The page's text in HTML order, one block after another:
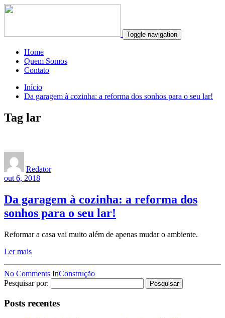
Toggle navigation
Home
Quem Somos
Contato
Início
Da garagem à cozinha: a reforma dos sonhos para o seu lar!
Tag lar
Redator
out 6, 2018
Da garagem à cozinha: a reforma dos
sonhos para o seu lar!
Reformar a casa vai muito além de apenas mudar o ambiente.
Ler mais
No Comments InConstrução
Pesquisar por:
Posts recentes